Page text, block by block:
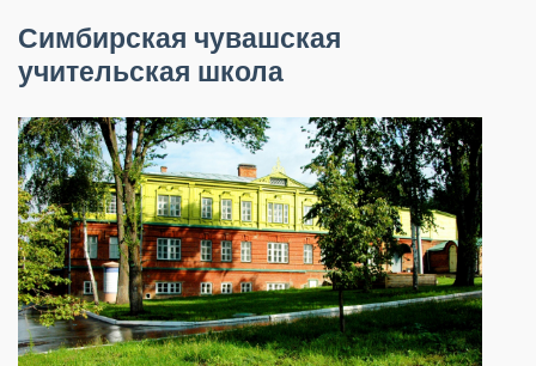
Симбирская чувашская
учительская школа